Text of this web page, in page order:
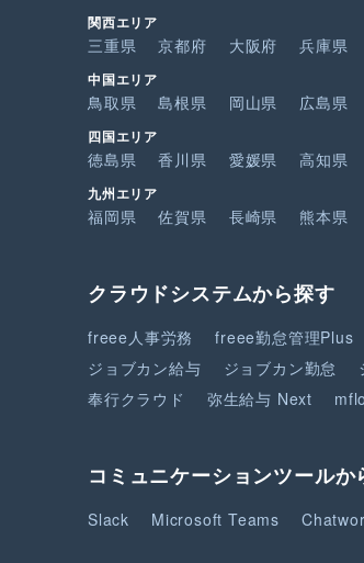
関西エリア
三重県 京都府 大阪府 兵庫県
中国エリア
鳥取県 島根県 岡山県 広島県
四国エリア
徳島県 香川県 愛媛県 高知県
九州エリア
福岡県 佐賀県 長崎県 熊本県
クラウドシステムから探す
freee人事労務 freee勤怠管理Plus
ジョブカン給与
ジョブカン勤怠
奉行クラウド
弥生給与 Next
コミュニケーションツールか
Slack Microsoft Teams